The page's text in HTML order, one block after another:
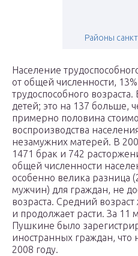
Районы
Население
от общей численности,
трудоспособного
детей; это на 137 больше,
примерно половина
воспроизводства
незамужних матерей. В
1471 брак и 742
общей численности
особенно велика разница
мужчин) для граждан, не
возраста. Средний возраст
и продолжает расти. За 11
Пушкине было
иностранных граждан, что
2008 году.